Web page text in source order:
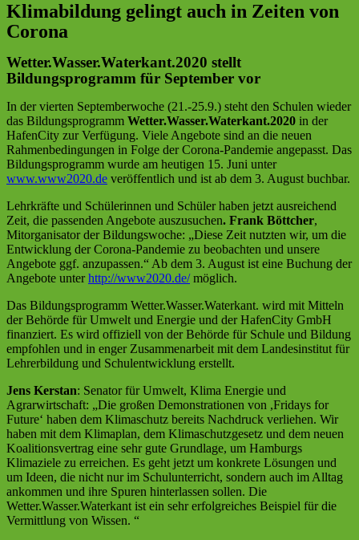
Klimabildung gelingt auch in Zeiten von
Corona
Wetter.Wasser.Waterkant.2020 stellt
Bildungsprogramm für September vor
In der vierten Septemberwoche (21.-25.9.) steht den Schulen wieder
das Bildungsprogramm Wetter.Wasser.Waterkant.2020 in der
HafenCity zur Verfügung. Viele Angebote sind an die neuen
Rahmenbedingungen in Folge der Corona-Pandemie angepasst. Das
Bildungsprogramm wurde am heutigen 15. Juni unter
www.www2020.de veröffentlich und ist ab dem 3. August buchbar.
Lehrkräfte und Schülerinnen und Schüler haben jetzt ausreichend
Zeit, die passenden Angebote auszusuchen. Frank Böttcher,
Mitorganisator der Bildungswoche: „Diese Zeit nutzten wir, um die
Entwicklung der Corona-Pandemie zu beobachten und unsere
Angebote ggf. anzupassen.“ Ab dem 3. August ist eine Buchung der
Angebote unterhttp://www2020.de/möglich.
Das Bildungsprogramm Wetter.Wasser.Waterkant. wird mit Mitteln
der Behörde für Umwelt und Energie und der HafenCity GmbH
finanziert. Es wird offiziell von der Behörde für Schule und Bildung
empfohlen und in enger Zusammenarbeit mit dem Landesinstitut für
Lehrerbildung und Schulentwicklung erstellt.
Jens Kerstan: Senator für Umwelt, Klima Energie und
Agrarwirtschaft: „Die großen Demonstrationen von ,Fridays for
Future‘ haben dem Klimaschutz bereits Nachdruck verliehen. Wir
haben mit dem Klimaplan, dem Klimaschutzgesetz und dem neuen
Koalitionsvertrag eine sehr gute Grundlage, um Hamburgs
Klimaziele zu erreichen. Es geht jetzt um konkrete Lösungen und
um Ideen, die nicht nur im Schulunterricht, sondern auch im Alltag
ankommen und ihre Spuren hinterlassen sollen. Die
Wetter.Wasser.Waterkant ist ein sehr erfolgreiches Beispiel für die
Vermittlung von Wissen. “